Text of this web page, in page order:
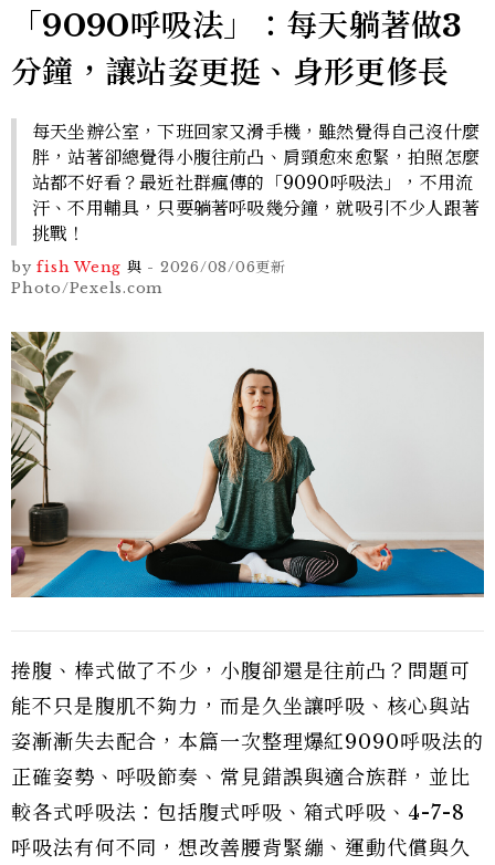
「9090呼吸法」：每天躺著做3
分鐘，讓站姿更挺、身形更修長
每天坐辦公室，下班回家又滑手機，雖然覺得自己沒什麼
胖，站著卻總覺得小腹往前凸、肩頸愈來愈緊，拍照怎麼
站都不好看？最近社群瘋傳的「9090呼吸法」，不用流
汗、不用輔具，只要躺著呼吸幾分鐘，就吸引不少人跟著
挑戰！
by fish Weng 與 - 2026/08/06更新
Photo/Pexels.com
捲腹、棒式做了不少，小腹卻還是往前凸？問題可
能不只是腹肌不夠力，而是久坐讓呼吸、核心與站
姿漸漸失去配合，本篇一次整理爆紅9090呼吸法的
正確姿勢、呼吸節奏、常見錯誤與適合族群，並比
較各式呼吸法：包括腹式呼吸、箱式呼吸、4-7-8
呼吸法有何不同，想改善腰背緊繃、運動代償與久